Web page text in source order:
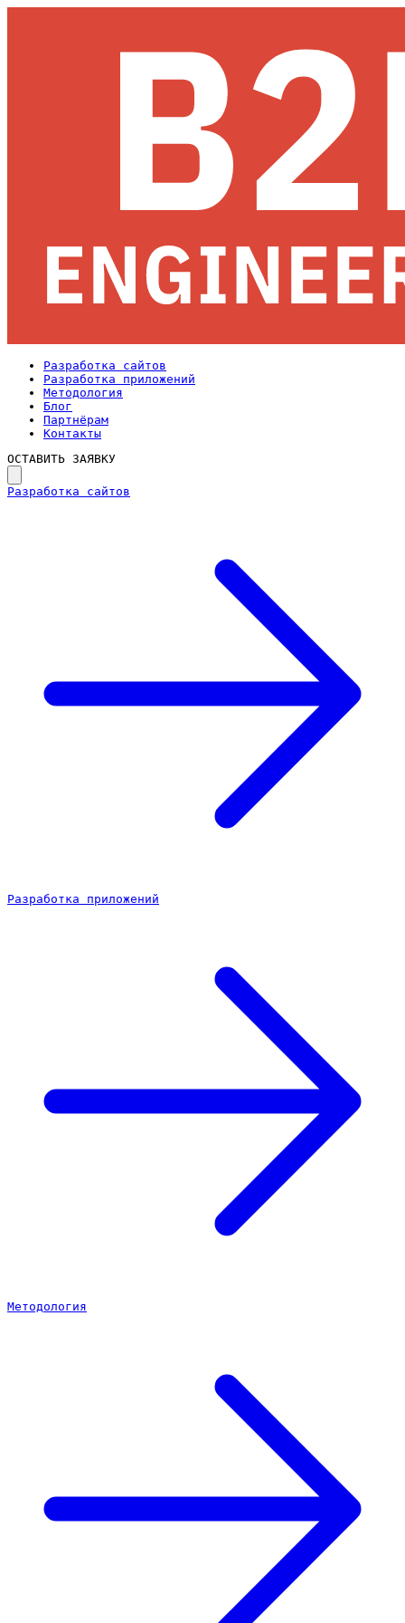
Разработка сайтов
Разработка приложений
Методология
Блог
Партнёрам
Контакты
ОСТАВИТЬ ЗАЯВКУ
Разработка сайтов
Разработка приложений
Методология